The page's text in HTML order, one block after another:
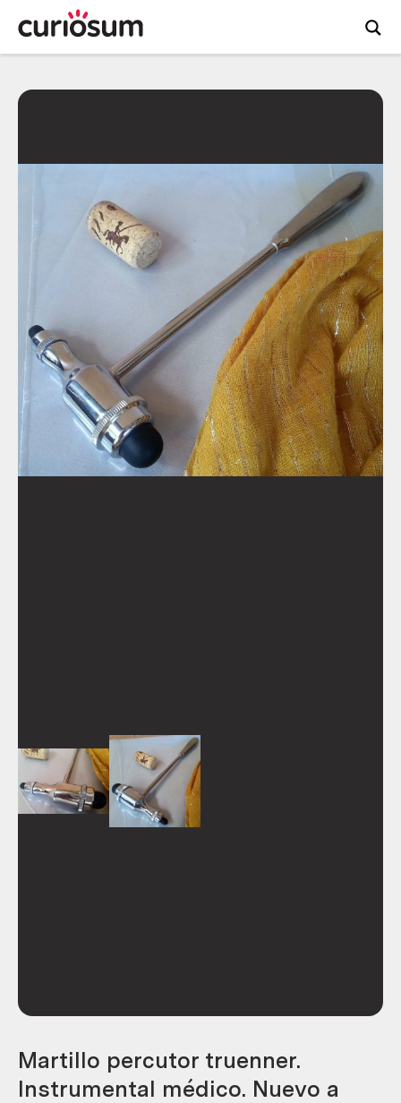
Martillo percutor truenner.
Instrumental médico. Nuevo a